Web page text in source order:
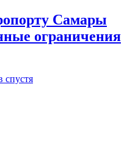
Самары
ограничения
спустя